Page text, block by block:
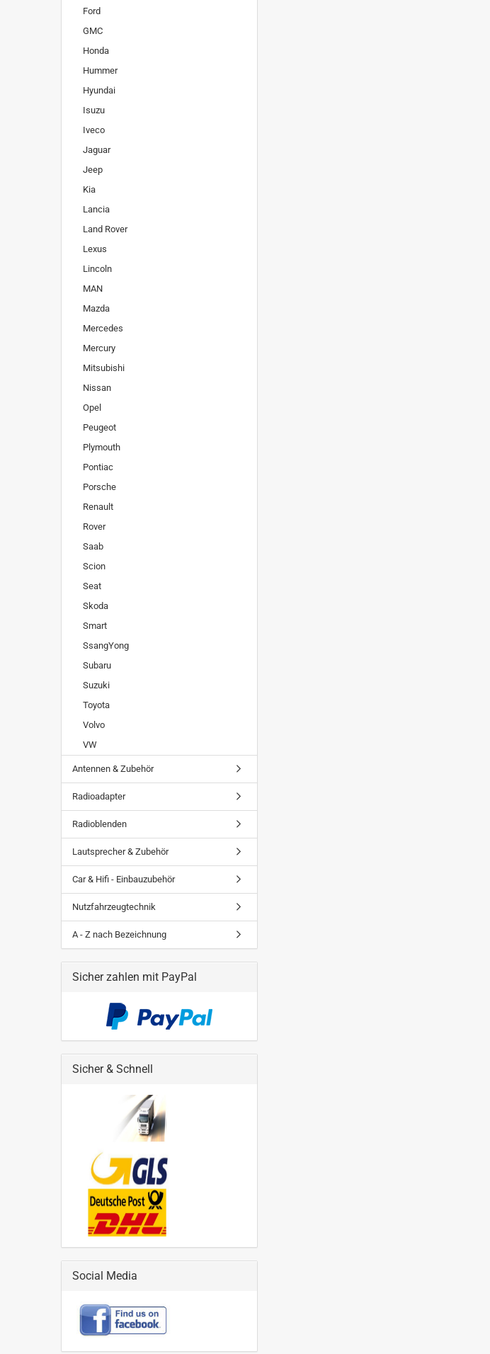
Ford
GMC
Honda
Hummer
Hyundai
Isuzu
Iveco
Jaguar
Jeep
Kia
Lancia
Land Rover
Lexus
Lincoln
MAN
Mazda
Mercedes
Mercury
Mitsubishi
Nissan
Opel
Peugeot
Plymouth
Pontiac
Porsche
Renault
Rover
Saab
Scion
Seat
Skoda
Smart
SsangYong
Subaru
Suzuki
Toyota
Volvo
VW
Antennen & Zubehör
Radioadapter
Radioblenden
Lautsprecher & Zubehör
Car & Hifi - Einbauzubehör
Nutzfahrzeugtechnik
A - Z nach Bezeichnung
Sicher zahlen mit PayPal
Sicher & Schnell
Social Media